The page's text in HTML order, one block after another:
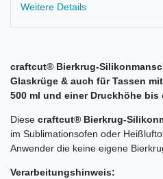
Weitere Details
craftcut® Bierkrug-
Glaskrüge & auch für Tassen
500 ml und einer Druckhöhe bis
Diese craftcut® Bierkrug-
im Sublimationsofen oder
Anwender die keine eigene
Verarbeitungshinweis: